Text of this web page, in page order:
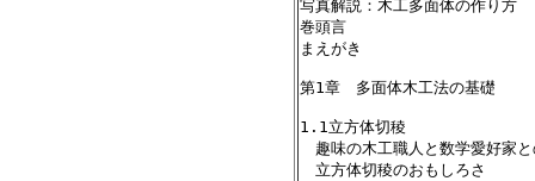
写真解説：木工多面体の作り方
巻頭言
まえがき
第1章　多面体木工法
1.1立方体切稜　
趣味の木工職人と数学
立方体切稜のおもし